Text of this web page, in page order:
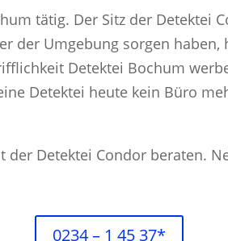
tätig. Der Sitz der Detektei
der Umgebung sorgen
Detektei Bochum
Detektei heute kein Büro
der Detektei Condor beraten.
0234 – 1 45 37*